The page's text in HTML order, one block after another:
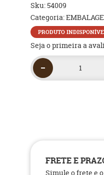
Sku:54009
Categoria:
PRODUTO
Seja o primeira a
FRETE E
Simule o frete e